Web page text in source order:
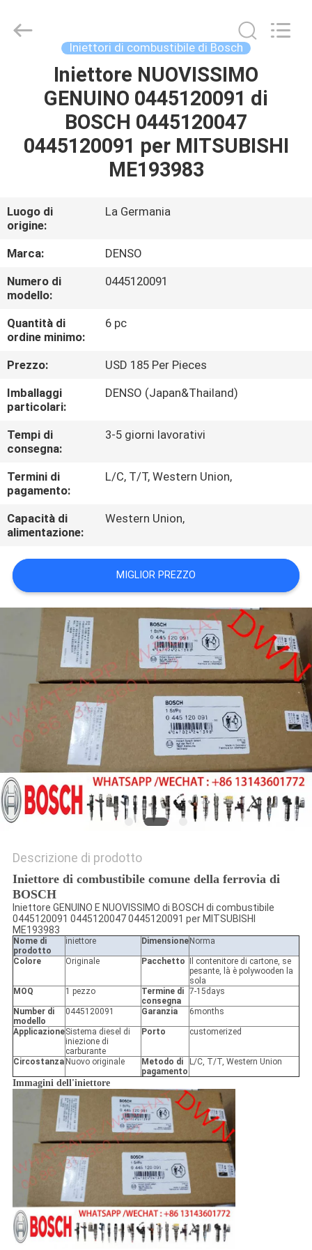
PRODOTTI
GIRO
DELLA
FABBRICA
CONTROLLO
DI
QUALITÀ
CONTATTICI
RICHIEDA
UNA
DEL
SITO
PRIVACY
POLICY
Auto
Iniettori di combustibile di Bosch
Iniettore NUOVISSIMO
GENUINO 0445120091 di
BOSCH 0445120047
0445120091 per MITSUBISHI
ME193983
Luogo di
origine:
La Germania
Marca:
DENSO
Numero di
modello:
0445120091
Quantità di
ordine minimo:
6 pc
Prezzo:
USD 185 Per Pieces
Imballaggi
particolari:
DENSO (Japan&Thailand)
Tempi di
consegna:
3-5 giorni lavorativi
Termini di
pagamento:
L/C, T/T, Western Union,
Capacità di
alimentazione:
Western Union,
MIGLIOR PREZZO
Descrizione di prodotto
Iniettore di combustibile comune della ferrovia di
BOSCH
Iniettore GENUINO E NUOVISSIMO di BOSCH di combustibile
0445120091 0445120047 0445120091 per MITSUBISHI
ME193983
Nome di
prodotto
iniettore Dimensione Norma
Colore Originale Pacchetto
Il contenitore di cartone, se
pesante, là è polywooden la
sola
MOQ
1 pezzo
Termine di
consegna
7-15days
Number di
modello
0445120091 Garanzia 6months
ApplicazioneSistema diesel di
iniezione di
carburante
Porto customerized
Circostanza Nuovo originale
Metodo di
pagamento
L/C, T/T, Western Union
Immagini dell'iniettore